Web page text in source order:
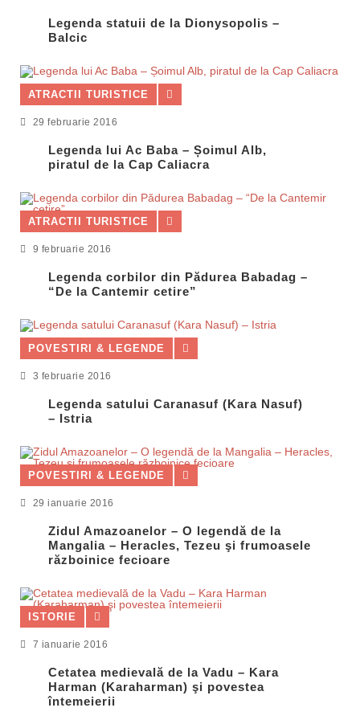
Legenda statuii de la Dionysopolis –
Balcic
ATRACTII TURISTICE
29 februarie 2016
Legenda lui Ac Baba – Șoimul Alb,
piratul de la Cap Caliacra
ATRACTII TURISTICE
9 februarie 2016
Legenda corbilor din Pădurea Babadag –
“De la Cantemir cetire”
POVESTIRI & LEGENDE
3 februarie 2016
Legenda satului Caranasuf (Kara Nasuf)
– Istria
POVESTIRI & LEGENDE
29 ianuarie 2016
Zidul Amazoanelor – O legendă de la
Mangalia – Heracles, Tezeu şi frumoasele
războinice fecioare
ISTORIE
7 ianuarie 2016
Cetatea medievală de la Vadu – Kara
Harman (Karaharman) şi povestea
întemeierii